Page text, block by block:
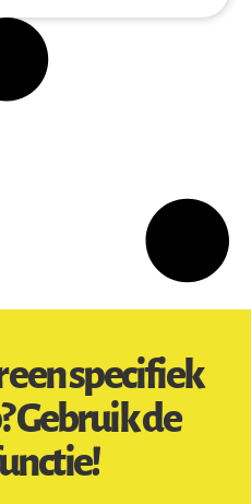
een specifiek
Gebruik de